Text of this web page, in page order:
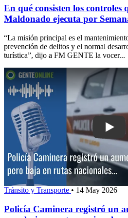
En qué consisten los controles
Maldonado ejecuta por
“La misión principal es el
prevención de delitos y el normal
turística”, dijo a FM GENTE la vocer...
Play:
Tránsito y Transporte • 14 May 2026
Policía Caminera registró un